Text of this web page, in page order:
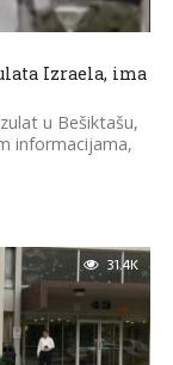
Izraela, ima
u Bešiktašu,
informacijama,
31.4K